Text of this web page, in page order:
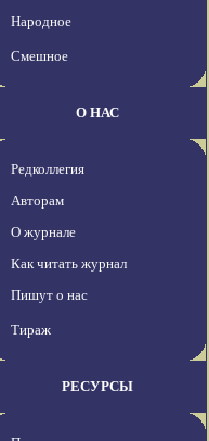
Народное
Смешное
О НАС
Редколлегия
Авторам
О журнале
Как читать журнал
Пишут о нас
Тираж
РЕСУРСЫ